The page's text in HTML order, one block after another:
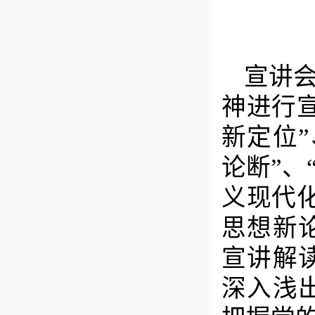
宣讲
神进行
新定位
论断”
义现代
思想新
宣讲解
深入浅